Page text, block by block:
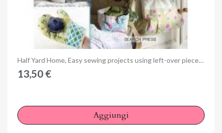
Anteprima Half Yard Home, Easy sewing projects using left-over pieces of fabric by Debbie Shore
13,50 €
Aggiungi